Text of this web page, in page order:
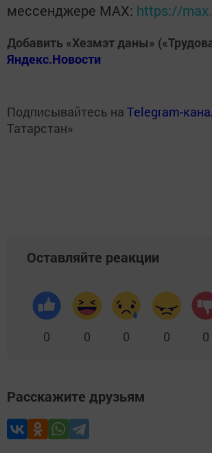
мессенджере MАХ: https://
Добавить «Хезмэт даны»
Яндекс.Новости
Подписывайтесь на Telegram-
Татарстан»
Оставляйте реакции
0 0 0 0 0
Расскажите друзьям